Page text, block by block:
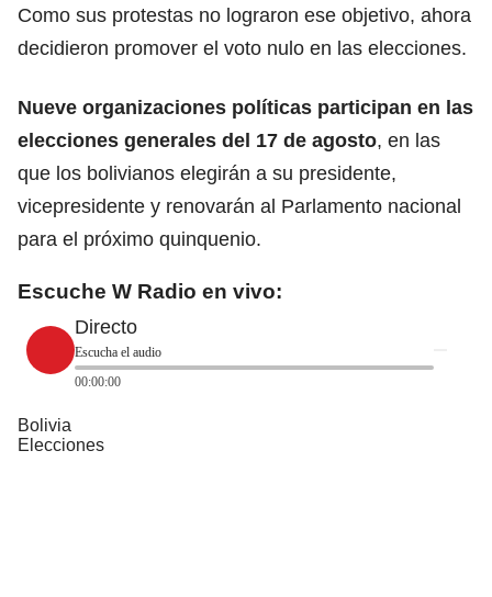
Como sus protestas no lograron ese objetivo, ahora
decidieron promover el voto nulo en las elecciones.
Nueve organizaciones políticas participan en las
elecciones generales del 17 de agosto, en las
que los bolivianos elegirán a su presidente,
vicepresidente y renovarán al Parlamento nacional
para el próximo quinquenio.
Escuche W Radio en vivo:
Directo
Escucha el audio
00:00:00
Bolivia
Elecciones